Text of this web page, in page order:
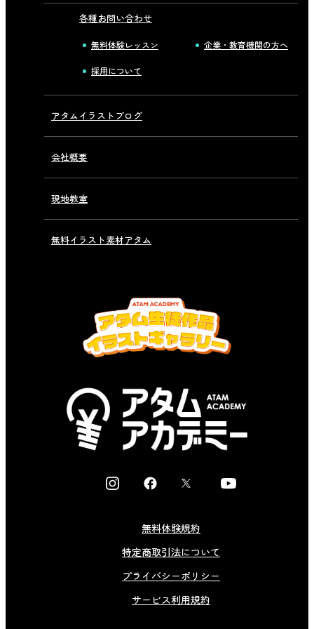
各種お問い合わせ
無料体験レッスン 企業・教育機関の方へ
採用について
アタムイラストブログ
会社概要
現地教室
無料イラスト素材アタム
I
a
g
F
e
b
o
k
X
Y
無料体験規約
特定商取引法について
プライバシーポリシー
サービス利用規約